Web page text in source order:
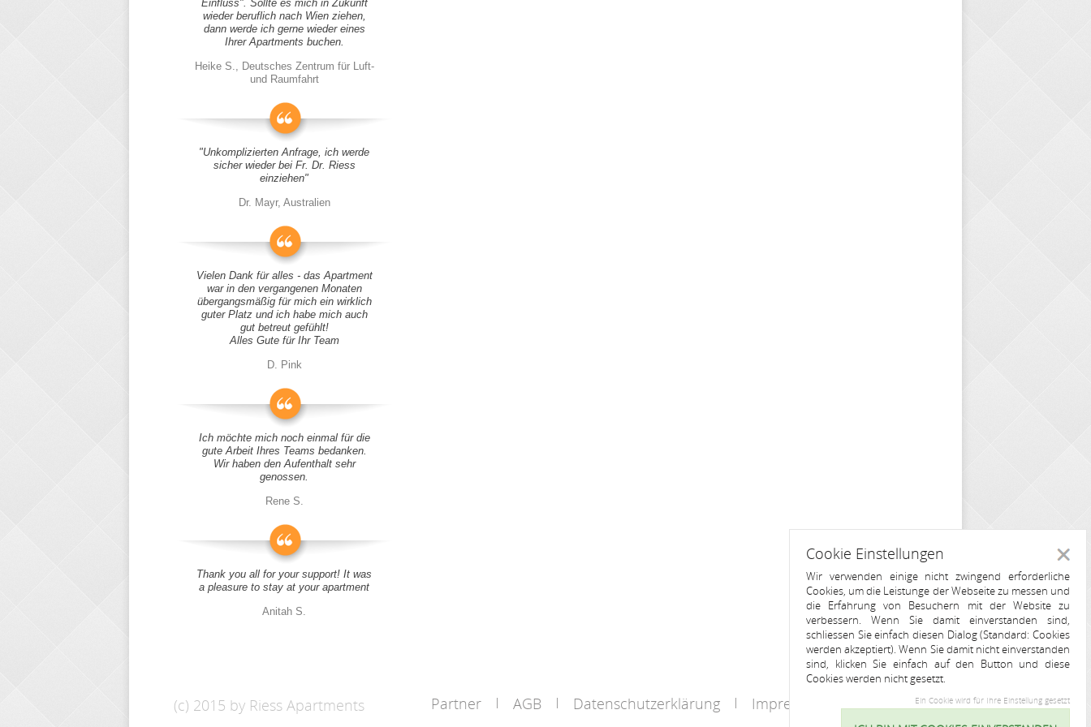
Einfluss". Sollte es mich in Zukunft
wieder beruflich nach Wien ziehen,
dann werde ich gerne wieder eines
Ihrer Apartments buchen.
Heike S., Deutsches Zentrum für Luft-
und Raumfahrt
"Unkomplizierten Anfrage, ich werde
sicher wieder bei Fr. Dr. Riess
einziehen"
Dr. Mayr, Australien
Vielen Dank für alles - das Apartment
war in den vergangenen Monaten
übergangsmäßig für mich ein wirklich
guter Platz und ich habe mich auch
gut betreut gefühlt!
Alles Gute für Ihr Team
D. Pink
Ich möchte mich noch einmal für die
gute Arbeit Ihres Teams bedanken.
Wir haben den Aufenthalt sehr
genossen.
Rene S.
Thank you all for your support! It was
a pleasure to stay at your apartment
Anitah S.
(c) 2015 by Riess Apartments Partner AGB Datenschutzerklärung Impressum Kontakt
Cookie Einstellungen
Wir verwenden einige nicht zwingend erforderliche
Cookies, um die Leistunge der Webseite zu messen und
die Erfahrung von Besuchern mit der Website zu
verbessern. Wenn Sie damit einverstanden sind,
schliessen Sie einfach diesen Dialog (Standard: Cookies
werden akzeptiert). Wenn Sie damit nicht einverstanden
sind, klicken Sie einfach auf den Button und diese
Cookies werden nicht gesetzt.
Ein Cookie wird für Ihre Einstellung gesetzt